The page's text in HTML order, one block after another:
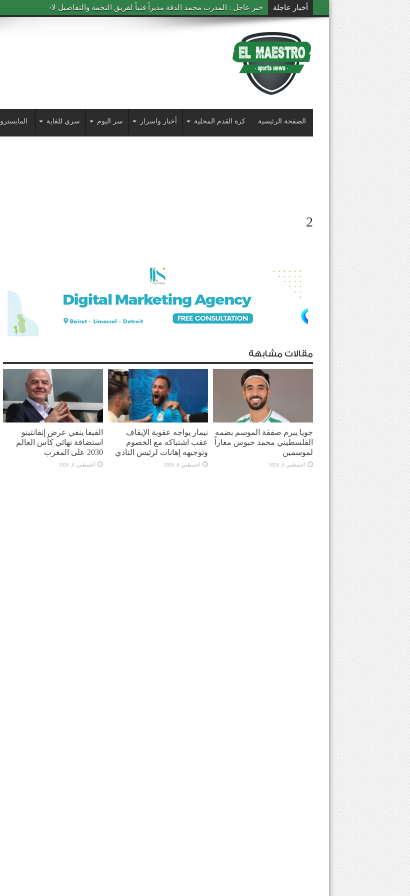
أخبار عاجلة خبر عاجل : المدرب محمد الدقة مديراً فنياً لفريق النجمة والتفاصيل لاحقاً
الصفحة الرئيسية كرة القدم المحلية أخبار واسرار سر اليوم سري للغاية المايسترو
2
مقالات مشابهة
جويا يبرم صفقة الموسم بضمه
الفلسطيني محمد حبوس معاراً
لموسمين
أغسطس 6, 2026
نيمار يواجه عقوبة الإيقاف
عقب اشتباكه مع الخصوم
وتوجيهه إهانات لرئيس النادي
أغسطس 6, 2026
الفيفا ينفي عرض إنفانتينو
استضافة نهائي كأس العالم
2030 على المغرب
أغسطس 6, 2026